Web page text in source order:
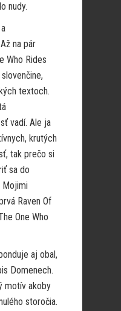
nudy.
na pár
Who Rides
textoch.
vadí. Ale ja
krutých
tak prečo si
sa do
Mojimi
Raven Of
One Who
aj obal,
Domenech.
motív akoby
storočia.